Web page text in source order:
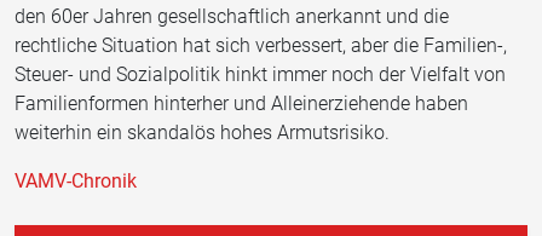
den 60er Jahren gesellschaftlich anerkannt und die
rechtliche Situation hat sich verbessert, aber die Familien-,
Steuer- und Sozialpolitik hinkt immer noch der Vielfalt von
Familienformen hinterher und Alleinerziehende haben
weiterhin ein skandalös hohes Armutsrisiko.
VAMV-Chronik